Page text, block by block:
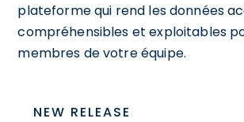
plateforme qui rend les données
compréhensibles et exploitables
membres de votre équipe.
NEW RELEASE